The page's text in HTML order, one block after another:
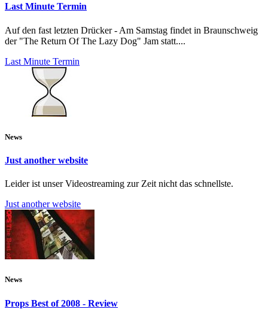
Last Minute Termin
Auf den fast letzten Drücker - Am Samstag findet in Braunschweig
der "The Return Of The Lazy Dog" Jam statt....
Last Minute Termin
News
Just another website
Leider ist unser Videostreaming zur Zeit nicht das schnellste.
Just another website
News
Props Best of 2008 - Review